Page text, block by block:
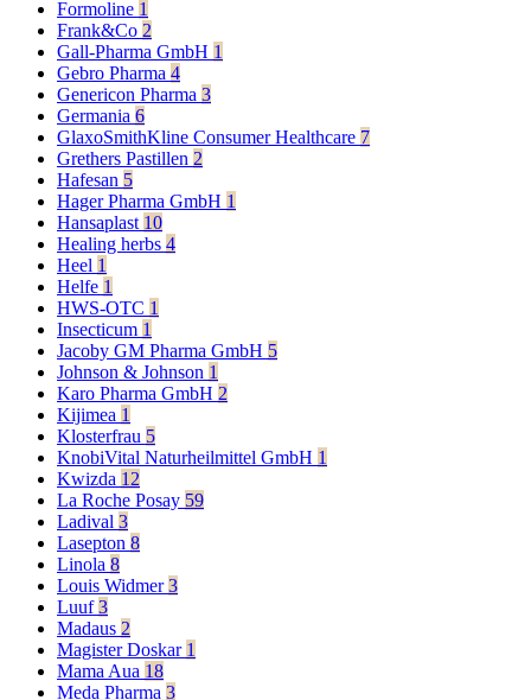
Formoline 1
Frank&Co 2
Gall-Pharma GmbH 1
Gebro Pharma 4
Genericon Pharma 3
Germania 6
GlaxoSmithKline Consumer Healthcare 7
Grethers Pastillen 2
Hafesan 5
Hager Pharma GmbH 1
Hansaplast 10
Healing herbs 4
Heel 1
Helfe 1
HWS-OTC 1
Insecticum 1
Jacoby GM Pharma GmbH 5
Johnson & Johnson 1
Karo Pharma GmbH 2
Kijimea 1
Klosterfrau 5
KnobiVital Naturheilmittel GmbH 1
Kwizda 12
La Roche Posay 59
Ladival 3
Lasepton 8
Linola 8
Louis Widmer3
Luuf3
Madaus 2
Magister Doskar 1
Mama Aua 18
Meda Pharma 3